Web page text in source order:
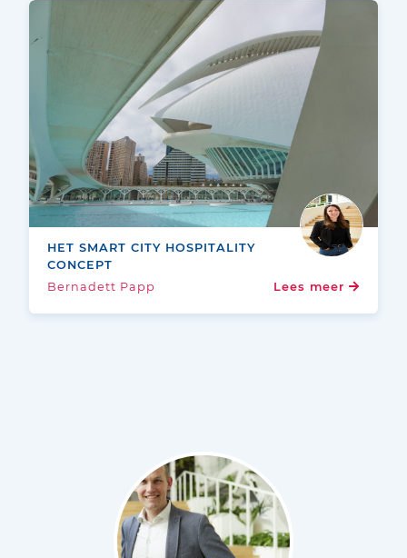
HET SMART CITY HOSPITALITY
CONCEPT
Bernadett Papp
Lees meer